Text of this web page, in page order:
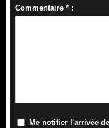
Commentaire * :
Me notifier l'arrivée